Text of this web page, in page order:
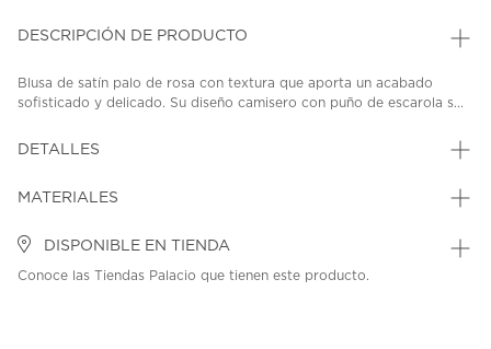
DESCRIPCIÓN DE PRODUCTO
Blusa de satín palo de rosa con textura que aporta un acabado
sofisticado y delicado. Su diseño camisero con puño de escarola s...
DETALLES
MATERIALES
DISPONIBLE EN TIENDA
Conoce las Tiendas Palacio que tienen este producto.